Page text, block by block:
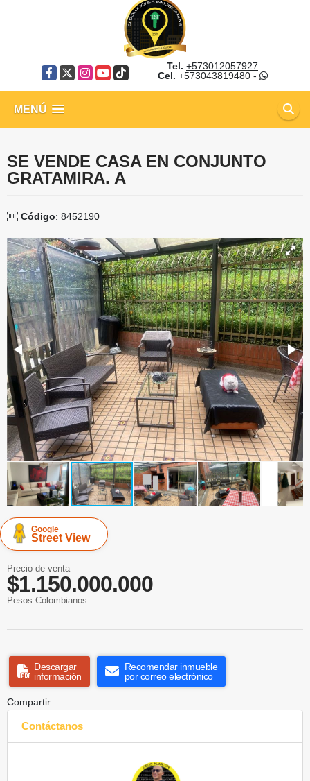
Facebook
X Instagram
YouTube
TikTok
Tel. +573012057927
Cel. +573043819480-
MENÚ
SE VENDE CASA EN CONJUNTO
GRATAMIRA. A
Código: 8452190
Google
Street View
Precio de venta
$1.150.000.000
Pesos Colombianos
Descargar
información
Recomendar inmueble
por correo electrónico
Compartir
Contáctanos